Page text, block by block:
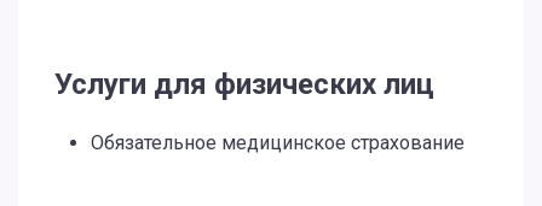
Услуги для физических лиц
Обязательное медицинское страхование